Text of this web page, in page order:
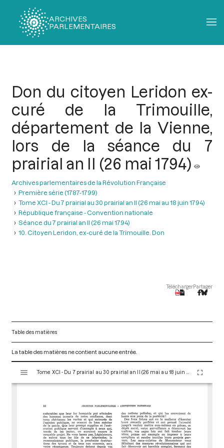
ARCHIVES
PARLEMENTAIRES
Don du citoyen Leridon ex-
curé de la Trimouille,
département de la Vienne,
lors de la séance du 7
prairial an II (26 mai 1794)
Archives parlementaires de la Révolution Française
Première série (1787-1799)
Tome XCI - Du 7 prairial au 30 prairial an II (26 mai au 18 juin 1794)
République française - Convention nationale
Séance du 7 prairial an II (26 mai 1794)
10. Citoyen Leridon, ex-curé de la Trimouille. Don
TéléchargerPartager
Table des matières
La table des matières ne contient aucune entrée.
s